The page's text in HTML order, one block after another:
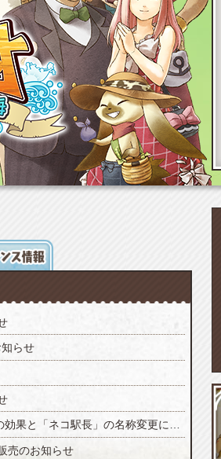
知らせ
【不具合】「幸運のお守り」の効果と「ネコ駅長」の名称変更について(追記)
売のお知らせ